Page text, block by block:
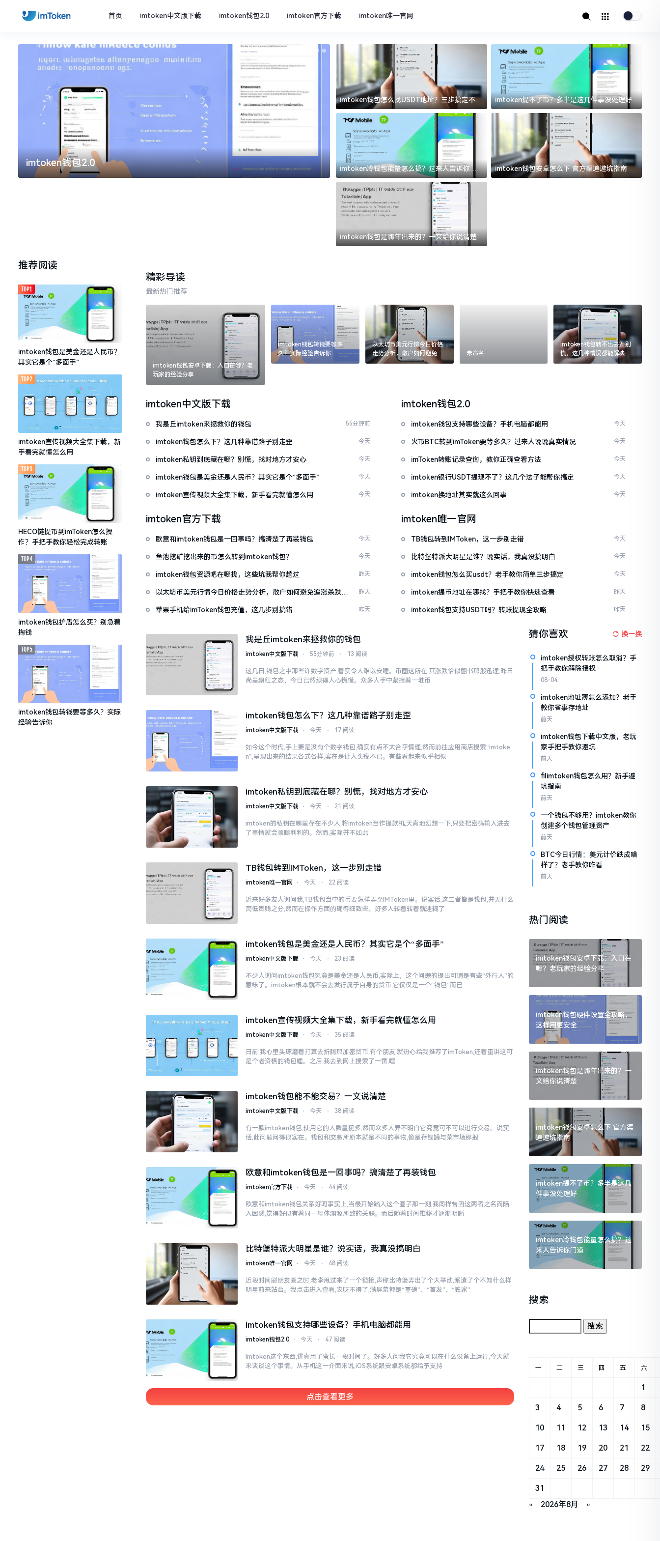
首页 imtoken中文版下载 imtoken钱包2.0 imtoken官方下载 imtoken唯一官网
imtoken钱包2.0 imtoken官方下载
imtoken钱包怎么找USDT地址？三步搞定不踩
坑
imtoken提不了币？多半是这几件事没处理好
imtoken冷钱包能量怎么搞？过来人告诉你门
道
imtoken钱包安卓怎么下 官方渠道避坑指南
imtoken钱包是哪年出来的？一文给你说清楚
推荐阅读
imtoken钱包是美金还是人民币？
其实它是个“多面手”
TOP1
imtoken宣传视频大全集下载，新
手看完就懂怎么用
TOP2
HECO链提币到imToken怎么操
作？手把手教你轻松完成转账
TOP3
imtoken钱包护盾怎么买？别急着
掏钱
TOP4
imtoken钱包转钱要等多久？实际
经验告诉你
TOP5
精彩导读
最新热门推荐
imtoken钱包安卓下载：入口在哪？老
玩家的经验分享
imtoken钱包转钱要等多
久？实际经验告诉你
以太坊币美元行情今日价格
走势分析，散户如何避免追
涨杀跌被套牢
未命名
imtoken钱包转不出去？别
慌，这几种情况都能解决
imtoken中文版下载
我是丘imtoken来拯救你的钱包 55分钟前
imtoken钱包怎么下？这几种靠谱路子别走歪 今天
imtoken私钥到底藏在哪？别慌，找对地方才安心 今天
imtoken钱包是美金还是人民币？其实它是个“多面手” 今天
imtoken宣传视频大全集下载，新手看完就懂怎么用 今天
imtoken钱包2.0
imtoken钱包支持哪些设备？手机电脑都能用 今天
火币BTC转到imToken要等多久？过来人说说真实情况 今天
imToken转账记录查询，教你正确查看方法 今天
imtoken银行USDT提现不了？这几个法子能帮你搞定 今天
imtoken换地址其实就这么回事 今天
imtoken官方下载
欧意和imtoken钱包是一回事吗？搞清楚了再装钱包 今天
鱼池挖矿挖出来的币怎么转到imtoken钱包？ 今天
imtoken钱包资源吧在哪找，这些坑我帮你趟过 昨天
以太坊币美元行情今日价格走势分析，散户如何避免追涨杀跌被
昨天
苹果手机给imToken钱包充值，这几步别搞错 昨天
imtoken唯一官网
TB钱包转到IMToken，这一步别走错 今天
比特堡特派大明星是谁？说实话，我真没搞明白 今天
imtoken钱包怎么买usdt？老手教你简单三步搞定 今天
imtoken提币地址在哪找？手把手教你快速查看 昨天
imtoken钱包支持USDT吗？转账提现全攻略 昨天
我是丘imtoken来拯救你的钱包
imtoken中文版下载 ⋅ 55分钟前 ⋅ 13 阅读
这几日,钱包之中那些许数字资产,着实令人难以安睡。币圈这所在,其涨跌恰似翻书那般迅速,昨日
尚呈飘红之态，今日已然绿得人心慌慌。众多人手中紧握着一堆币
imtoken钱包怎么下？这几种靠谱路子别走歪
imtoken中文版下载 ⋅ 今天 ⋅ 17 阅读
如今这个时代,手上要是没有个数字钱包,确实有点不太合乎情理,然而前往应用商店搜索“imtoke
n”,呈现出来的结果各式各样,实在是让人头疼不已。有些看起来似乎相似
imtoken私钥到底藏在哪？别慌，找对地方才安心
imtoken中文版下载 ⋅ 今天 ⋅ 21 阅读
imtoken的私钥在哪里存在不少人,将imtoken当作提款机,天真地幻想一下,只要把密码输入进去
了事情就会顺顺利利的。然而,实际并不如此
TB钱包转到IMToken，这一步别走错
imtoken唯一官网 ⋅ 今天 ⋅ 22 阅读
近来好多友人询问我,TB钱包当中的币要怎样弄至IMToken里。说实话,这二者皆是钱包,并无什么
高低贵贱之分,然而在操作方面的确得细致些。好多人转着转着就迷糊了
imtoken钱包是美金还是人民币？其实它是个“多面手”
imtoken中文版下载 ⋅ 今天 ⋅ 23 阅读
不少人询问imtoken钱包究竟是美金还是人民币,实际上，这个问题的提出可谓是有些“外行人”的
意味了。imtoken根本就不会去发行属于自身的货币,它仅仅是一个“钱包”而已
imtoken宣传视频大全集下载，新手看完就懂怎么用
imtoken中文版下载 ⋅ 今天 ⋅ 35 阅读
日前,我心里头琢磨着打算去折腾那加密货币,有个朋友,就热心给我推荐了imToken,还着重讲这可
是个老资格的钱包哩。之后,我去到网上搜索了一番,嘿
imtoken钱包能不能交易？一文说清楚
imtoken中文版下载 ⋅ 今天 ⋅ 38 阅读
有一款imtoken钱包,使用它的人数量挺多,然而众多人弄不明白它究竟可不可以进行交易。说实
话,此问题问得很实在。钱包和交易所原本就是不同的事物,像是存钱罐与菜市场那般
欧意和imtoken钱包是一回事吗？搞清楚了再装钱包
imtoken官方下载 ⋅ 今天 ⋅ 44 阅读
欧意和imtoken钱包关系好吗事实上,当最开始踏入这个圈子那一刻,我同样曾因这两者之名而陷
入困惑,觉得好似有着同一母体渊源所致的关联。而后随着时间推移才逐渐明晰
比特堡特派大明星是谁？说实话，我真没搞明白
imtoken唯一官网 ⋅ 今天 ⋅ 48 阅读
近段时间刷朋友圈之时,老李甩过来了一个链接,声称比特堡弄出了个大举动,派遣了个不知什么样
明星前来站台。我点击进入查看,哎呀不得了,满屏幕都是“重磅”、“首发”、“独家”
imtoken钱包支持哪些设备？手机电脑都能用
imtoken钱包2.0 ⋅ 今天 ⋅ 47 阅读
Imtoken这个东西,讲真用了蛮长一段时间了。好多人问我它究竟可以在什么设备上运行,今天就
来谈谈这个事情。从手机这一介面来说,iOS系统跟安卓系统都给予支持
点击查看更多
猜你喜欢 换一换
imtoken授权转账怎么取消？手
把手教你解除授权
08-04
imtoken地址薄怎么添加？老手
教你省事存地址
前天
imtoken钱包下载中文版，老玩
家手把手教你避坑
前天
filimtoken钱包怎么用？新手避
坑指南
前天
一个钱包不够用？imtoken教你
创建多个钱包管理资产
前天
BTC今日行情：美元计价跌成啥
样了？老手教你咋看
前天
热门阅读
imtoken钱包安卓下载：入口在
哪？老玩家的经验分享
imtoken钱包硬件设置全攻略，
这样用更安全
imtoken钱包是哪年出来的？一
文给你说清楚
imtoken钱包安卓怎么下 官方渠
道避坑指南
imtoken提不了币？多半是这几
件事没处理好
imtoken冷钱包能量怎么搞？过
来人告诉你门道
搜索
« 2026年8月 »
一 二 三 四 五 六
1
3 4 5 6 7 8
10 11 12 13 14 15
17 18 19 20 21 22
24 25 26 27 28 29
31